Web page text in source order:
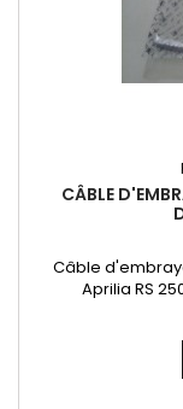
CÂBLE
Câble
Aprilia RS